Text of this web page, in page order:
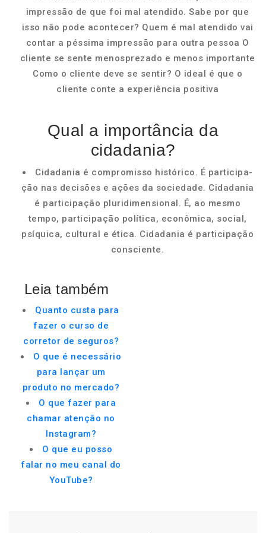
impressão de que foi mal atendido. Sabe por que
isso não pode acontecer? Quem é mal atendido vai
contar a péssima impressão para outra pessoa O
cliente se sente menosprezado e menos importante
Como o cliente deve se sentir? O ideal é que o
cliente conte a experiência positiva
Qual a importância da
cidadania?
Cidadania é compromisso histórico. É participa­
ção nas decisões e ações da sociedade. Cidadania
é participação pluridimensional. É, ao mesmo
tempo, participação política, econômica, social,
psíquica, cultural e ética. Cidadania é participação
consciente.
Leia também
Quanto custa para
fazer o curso de
corretor de seguros?
O que é necessário
para lançar um
produto no mercado?
O que fazer para
chamar atenção no
Instagram?
O que eu posso
falar no meu canal do
YouTube?